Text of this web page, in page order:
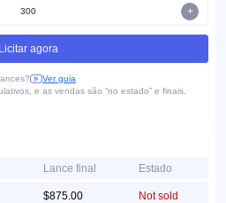
+
Licitar agora
Ver guia
e as vendas são “no estado” e finais.
Lance final Estado
$875.00 Not sold